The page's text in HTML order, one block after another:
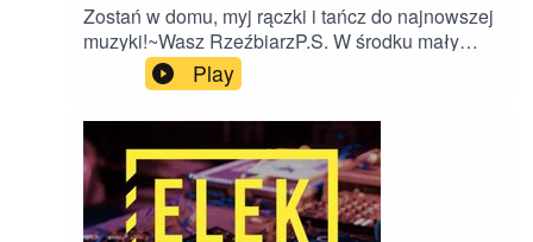
Zostań w domu, myj rączki i tańcz do najnowszej
muzyki!~Wasz RzeźbiarzP.S. W środku mały
exclusive.Stay home, wash hands and dance for
new music!~Yours RzeźbiarzP.S. Inside you'll
find a small exclusive.
Play